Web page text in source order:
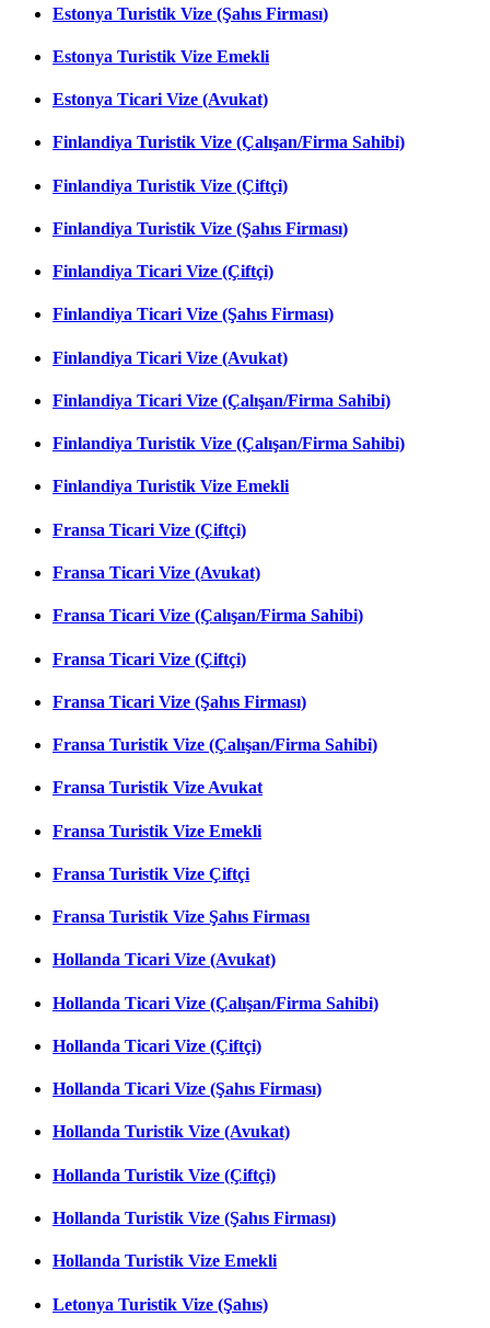
Estonya Turistik Vize (Şahıs Firması)
Estonya Turistik Vize Emekli
Estonya Ticari Vize (Avukat)
Finlandiya Turistik Vize (Çalışan/Firma Sahibi)
Finlandiya Turistik Vize (Çiftçi)
Finlandiya Turistik Vize (Şahıs Firması)
Finlandiya Ticari Vize (Çiftçi)
Finlandiya Ticari Vize (Şahıs Firması)
Finlandiya Ticari Vize (Avukat)
Finlandiya Ticari Vize (Çalışan/Firma Sahibi)
Finlandiya Turistik Vize (Çalışan/Firma Sahibi)
Finlandiya Turistik Vize Emekli
Fransa Ticari Vize (Çiftçi)
Fransa Ticari Vize (Avukat)
Fransa Ticari Vize (Çalışan/Firma Sahibi)
Fransa Ticari Vize (Çiftçi)
Fransa Ticari Vize (Şahıs Firması)
Fransa Turistik Vize (Çalışan/Firma Sahibi)
Fransa Turistik Vize Avukat
Fransa Turistik Vize Emekli
Fransa Turistik Vize Çiftçi
Fransa Turistik Vize Şahıs Firması
Hollanda Ticari Vize (Avukat)
Hollanda Ticari Vize (Çalışan/Firma Sahibi)
Hollanda Ticari Vize (Çiftçi)
Hollanda Ticari Vize (Şahıs Firması)
Hollanda Turistik Vize (Avukat)
Hollanda Turistik Vize (Çiftçi)
Hollanda Turistik Vize (Şahıs Firması)
Hollanda Turistik Vize Emekli
Letonya Turistik Vize (Şahıs)